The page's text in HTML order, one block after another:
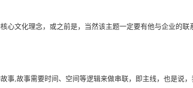
心文化理念，或之前是，当然该主题一定要有他与企业的联
事,故事需要时间、空间等逻辑来做串联，即主线，也是说